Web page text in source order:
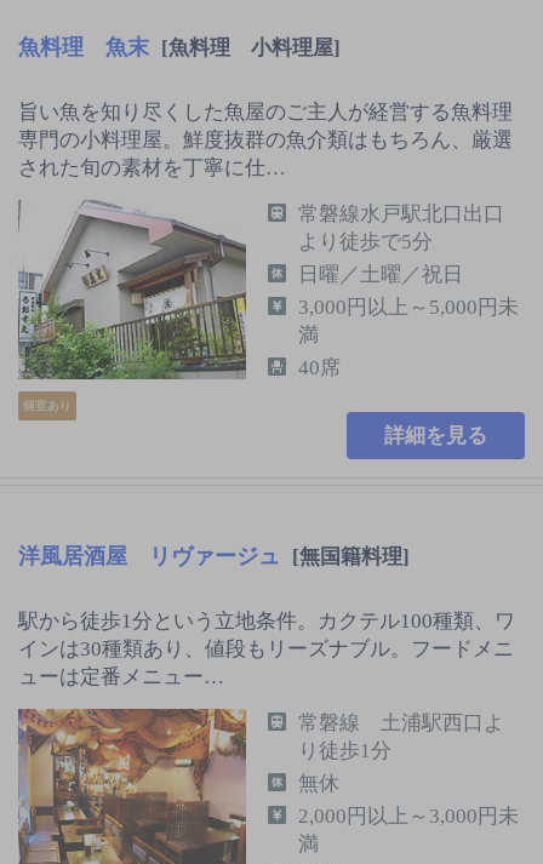
魚料理 魚末 [魚料理 小料理屋]
旨い魚を知り尽くした魚屋のご主人が経営する魚料理
専門の小料理屋。鮮度抜群の魚介類はもちろん、厳選
された旬の素材を丁寧に仕…
個室あり
常磐線水戸駅北口出口
より徒歩で5分
日曜／土曜／祝日
3,000円以上～5,000円未
満
40席
詳細を見る
洋風居酒屋 リヴァージュ [無国籍料理]
駅から徒歩1分という立地条件。カクテル100種類、ワ
インは30種類あり、値段もリーズナブル。フードメニ
ューは定番メニュー…
常磐線 土浦駅西口よ
り徒歩1分
無休
2,000円以上～3,000円未
満